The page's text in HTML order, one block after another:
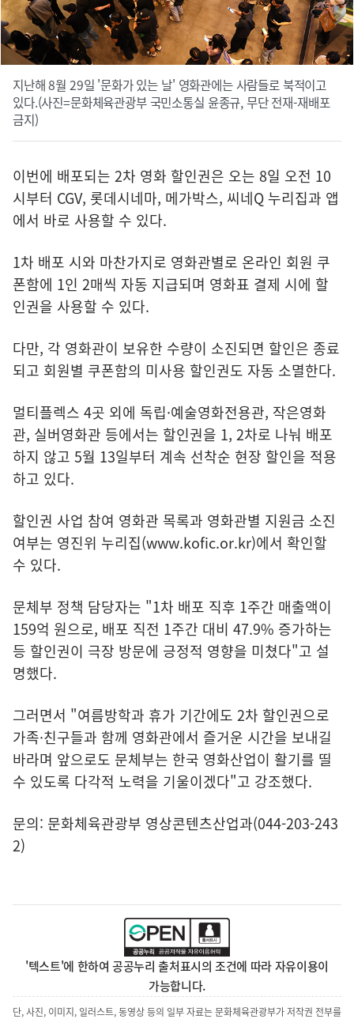
지난해 8월 29일 '문화가 있는 날' 영화관에는 사람들로 북적이고
있다.(사진=문화체육관광부 국민소통실 윤종규, 무단 전재-재배포
금지)
이번에 배포되는 2차 영화 할인권은 오는 8일 오전 10
시부터 CGV, 롯데시네마, 메가박스, 씨네Q 누리집과 앱
에서 바로 사용할 수 있다.
1차 배포 시와 마찬가지로 영화관별로 온라인 회원 쿠
폰함에 1인 2매씩 자동 지급되며 영화표 결제 시에 할
인권을 사용할 수 있다.
다만, 각 영화관이 보유한 수량이 소진되면 할인은 종료
되고 회원별 쿠폰함의 미사용 할인권도 자동 소멸한다.
멀티플렉스 4곳 외에 독립·예술영화전용관, 작은영화
관, 실버영화관 등에서는 할인권을 1, 2차로 나눠 배포
하지 않고 5월 13일부터 계속 선착순 현장 할인을 적용
하고 있다.
할인권 사업 참여 영화관 목록과 영화관별 지원금 소진
여부는 영진위 누리집(www.kofic.or.kr)에서 확인할
수 있다.
문체부 정책 담당자는 "1차 배포 직후 1주간 매출액이
159억 원으로, 배포 직전 1주간 대비 47.9% 증가하는
등 할인권이 극장 방문에 긍정적 영향을 미쳤다"고 설
명했다.
그러면서 "여름방학과 휴가 기간에도 2차 할인권으로
가족·친구들과 함께 영화관에서 즐거운 시간을 보내길
바라며 앞으로도 문체부는 한국 영화산업이 활기를 띨
수 있도록 다각적 노력을 기울이겠다"고 강조했다.
문의: 문화체육관광부 영상콘텐츠산업과(044-203-243
2)
'텍스트'에 한하여 공공누리 출처표시의 조건에 따라 자유이용이
가능합니다.
단, 사진, 이미지, 일러스트, 동영상 등의 일부 자료는 문화체육관광부가 저작권 전부를